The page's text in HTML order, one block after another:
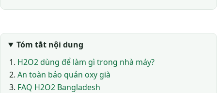
Tóm tắt nội dung
H2O2 dùng để làm gì trong nhà máy?
An toàn bảo quản oxy già
FAQ H2O2 Bangladesh